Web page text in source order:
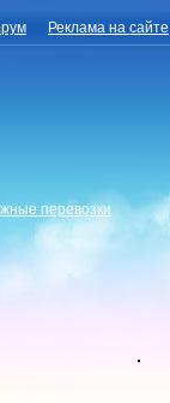
Реклама на сайте